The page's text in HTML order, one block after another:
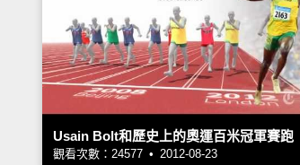
Usain Bolt和歷史上的奧運百米冠軍賽跑
觀看次數：24577 • 2012-08-23